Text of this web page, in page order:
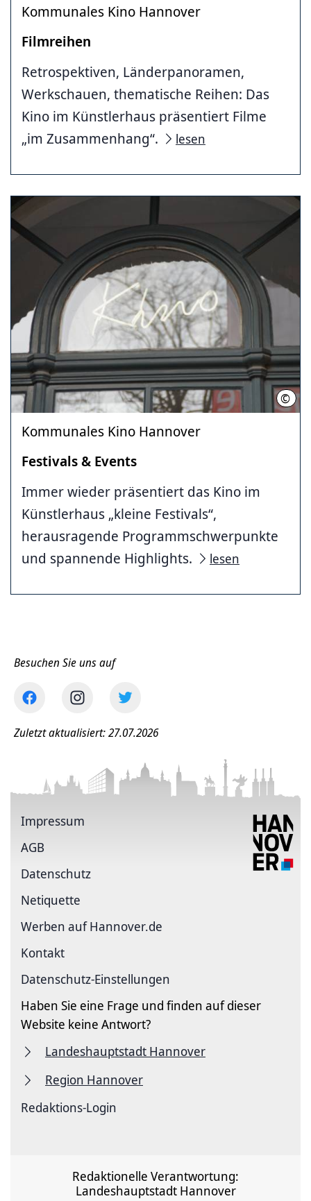
Kommunales Kino Hannover
Filmreihen
Retrospektiven, Länderpanoramen,
Werkschauen, thematische Reihen: Das
Kino im Künstlerhaus präsentiert Filme
„im Zusammenhang“.
lesen
© LHH
Kommunales Kino Hannover
Festivals & Events
Immer wieder präsentiert das Kino im
Künstlerhaus „kleine Festivals“,
herausragende Programmschwerpunkte
und spannende Highlights.
lesen
Besuchen Sie uns auf
Zuletzt aktualisiert: 27.07.2026
Impressum
AGB
Datenschutz
Netiquette
Werben auf Hannover.de
Kontakt
Datenschutz-Einstellungen
Haben Sie eine Frage und finden auf dieser
Website keine Antwort?
Landeshauptstadt Hannover
Region Hannover
Redaktions-Login
Redaktionelle Verantwortung:
Landeshauptstadt Hannover